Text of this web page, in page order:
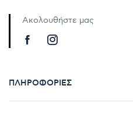
Ακολουθήστε μας
ΠΛΗΡΟΦΟΡΊΕΣ